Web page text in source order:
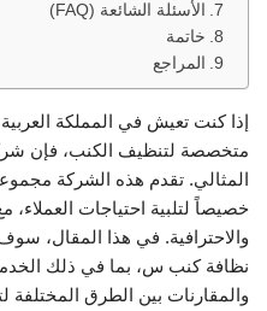
الأسئلة الشائعة (FAQ)
خاتمة
المراجع
إذا كنت تعيش في المملكة
متخصصة لتنظيف الكنب، فإن
المثالي. تقدم هذه الشركة
خصيصاً لتلبية احتياجات العملاء،
والاحترافية. في هذا المقال،
نظافة كنب س، بما في ذلك
والمقارنات بين الطرق المختلفة